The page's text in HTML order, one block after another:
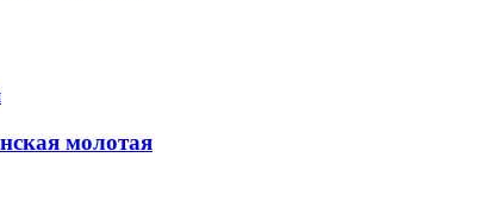
молотая